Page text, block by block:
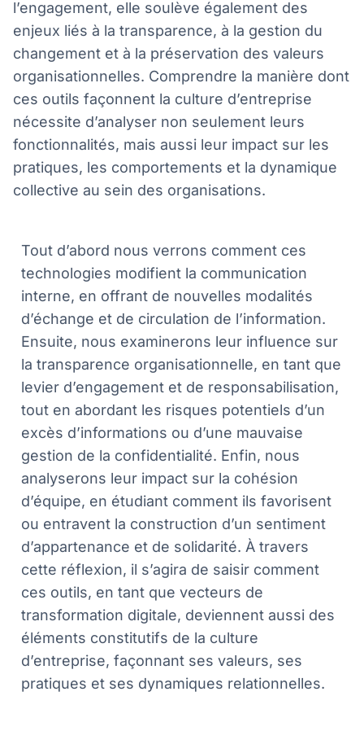
l’engagement, elle soulève également des
enjeux liés à la transparence, à la gestion du
changement et à la préservation des valeurs
organisationnelles. Comprendre la manière dont
ces outils façonnent la culture d’entreprise
nécessite d’analyser non seulement leurs
fonctionnalités, mais aussi leur impact sur les
pratiques, les comportements et la dynamique
collective au sein des organisations.
Tout d’abord nous verrons comment ces
technologies modifient la communication
interne, en offrant de nouvelles modalités
d’échange et de circulation de l’information.
Ensuite, nous examinerons leur influence sur
la transparence organisationnelle, en tant que
levier d’engagement et de responsabilisation,
tout en abordant les risques potentiels d’un
excès d’informations ou d’une mauvaise
gestion de la confidentialité. Enfin, nous
analyserons leur impact sur la cohésion
d’équipe, en étudiant comment ils favorisent
ou entravent la construction d’un sentiment
d’appartenance et de solidarité. À travers
cette réflexion, il s’agira de saisir comment
ces outils, en tant que vecteurs de
transformation digitale, deviennent aussi des
éléments constitutifs de la culture
d’entreprise, façonnant ses valeurs, ses
pratiques et ses dynamiques relationnelles.